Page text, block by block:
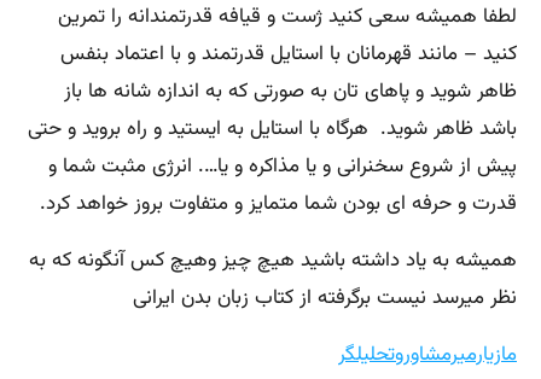
لطفا همیشه سعی کنید ژست و قیافه قدرتمندانه را تمرین
کنید – مانند قهرمانان با استایل قدرتمند و با اعتماد بنفس
ظاهر شوید و پاهای‌ تان به صورتی که به اندازه شانه ها باز
باشد ظاهر شوید. هرگاه با استایل به ایستید و راه بروید و حتی
پیش از شروع سخنرانی و یا مذاکره و یا…. انرژی مثبت شما و
قدرت و حرفه ای بودن شما متمایز و متفاوت بروز خواهد کرد.
همیشه به یاد داشته باشید هیچ چیز وهیچ کس آنگونه که به
نظر میرسد نیست برگرفته از کتاب زبان بدن ایرانی
مازیارمیرمشاوروتحلیلگر